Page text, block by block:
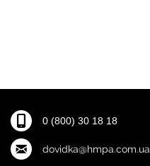
0 (800) 30 18 18
dovidka@hmpa.com.ua